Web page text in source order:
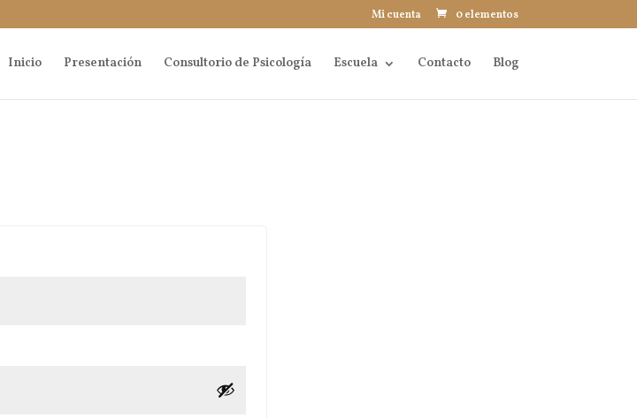
Mi cuenta 0 elementos
Inicio Presentación Consultorio de Psicología Escuela Contacto Blog